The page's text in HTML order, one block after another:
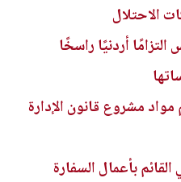
الاحتلال
أردنيًا راسخًا
مواد مشروع قانون الإدارة
بأعمال السفارة